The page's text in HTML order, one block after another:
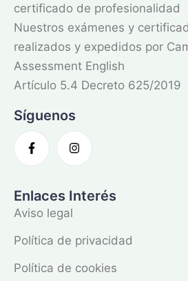
certificado de profesionalidad
Nuestros exámenes y
realizados y expedidos por
Assessment English
Artículo 5.4 Decreto 625/2019
Síguenos
Enlaces Interés
Aviso legal
Política de privacidad
Política de cookies